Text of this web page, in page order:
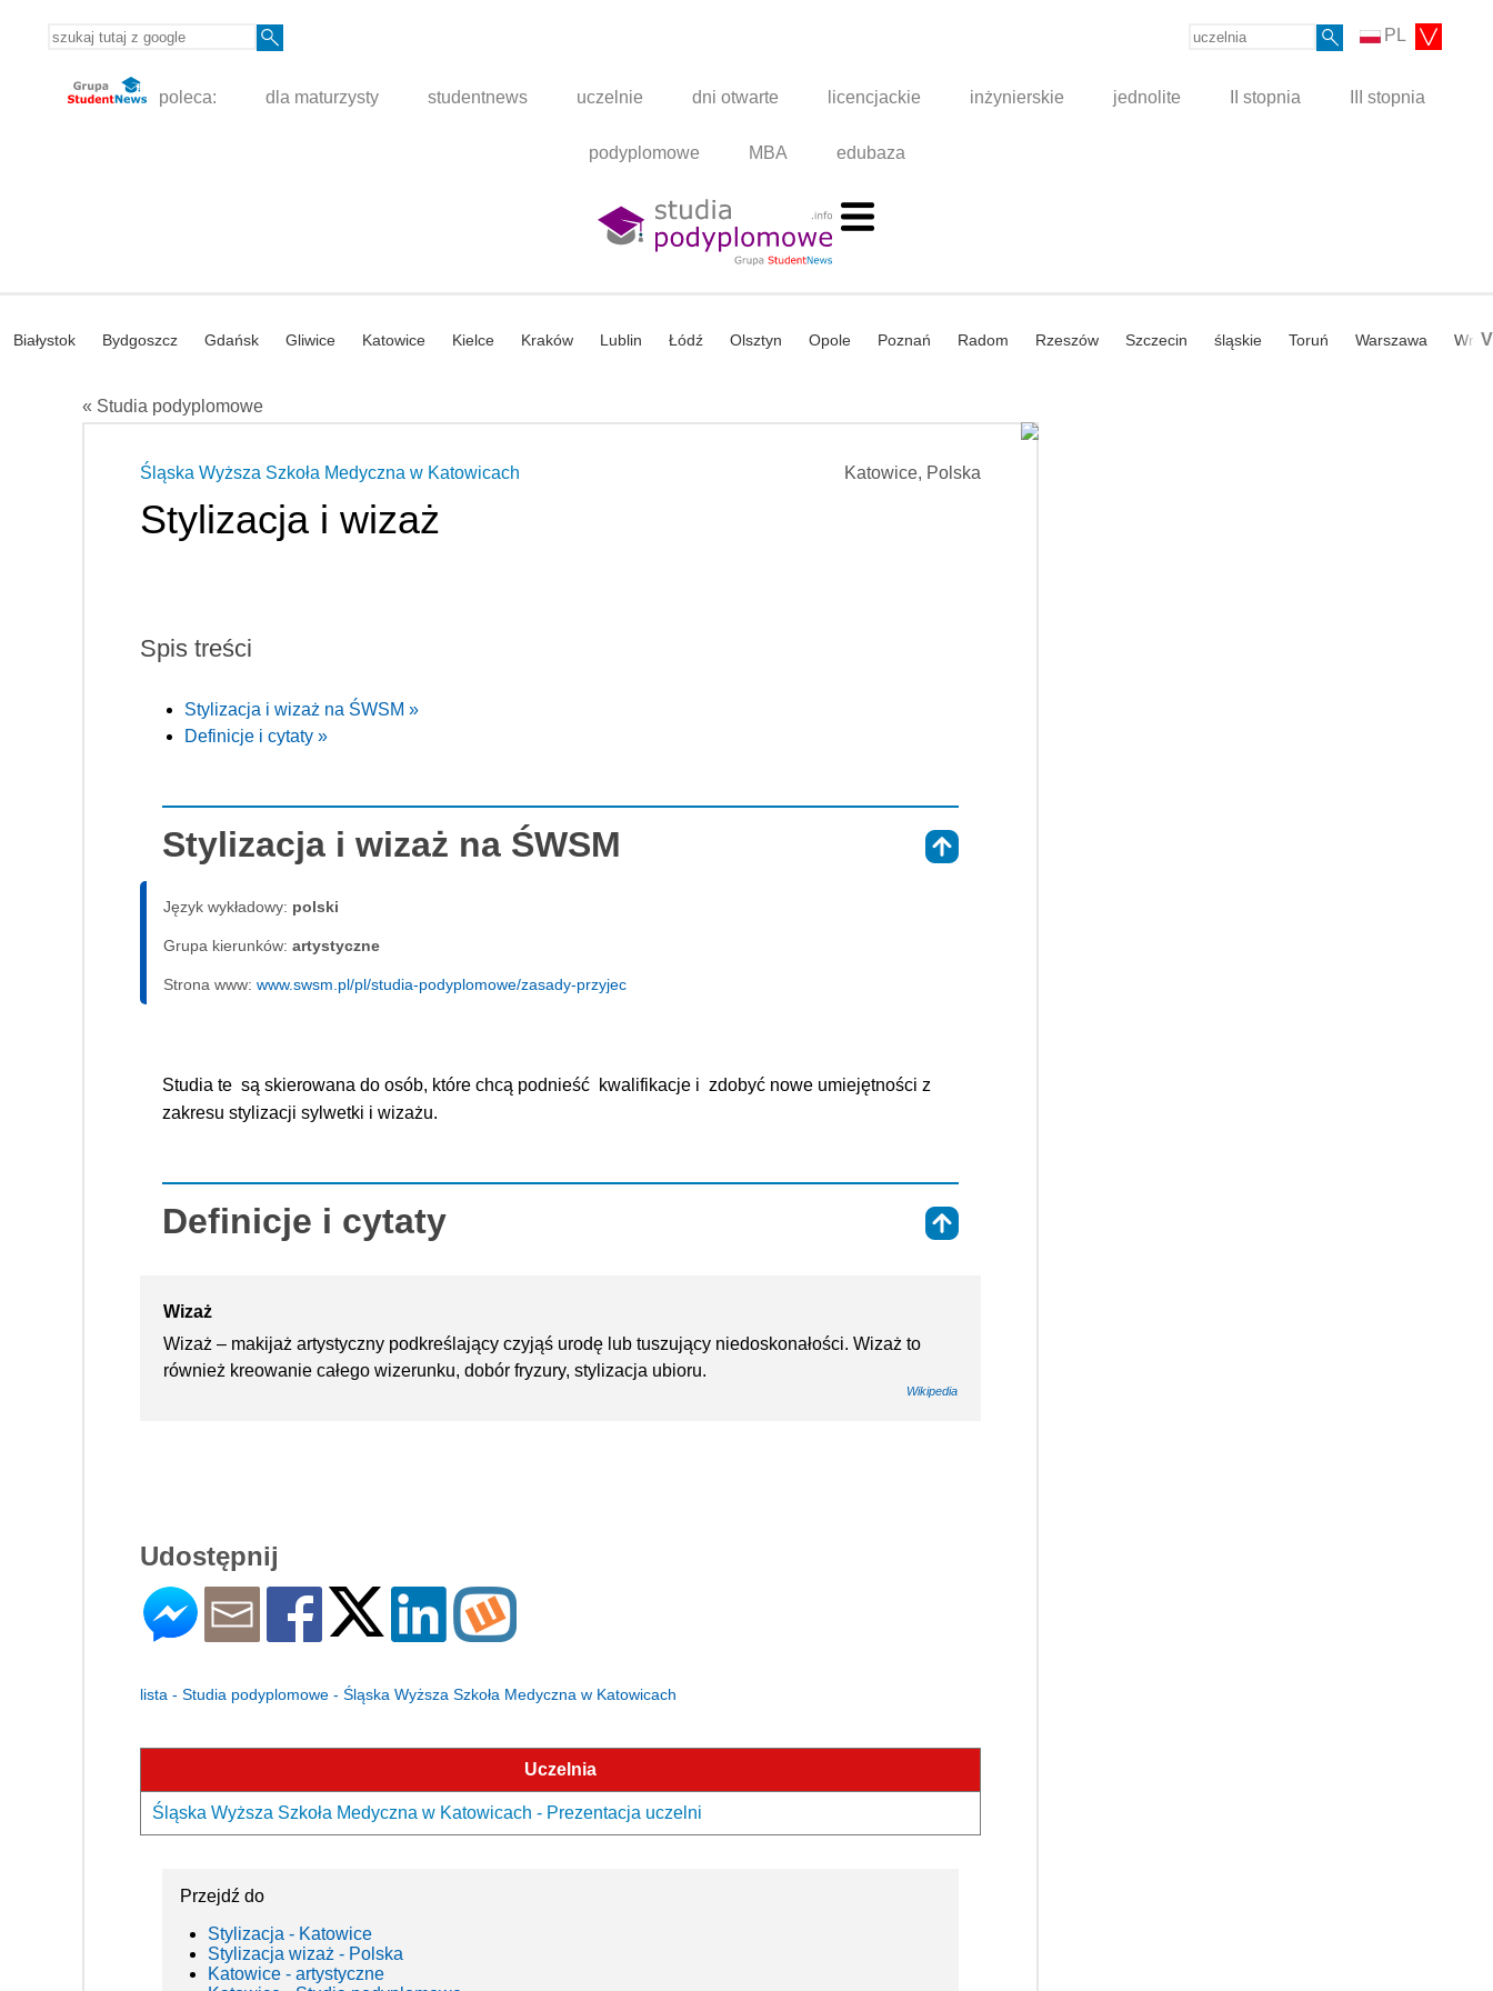
PL
poleca: dla maturzysty studentnews uczelnie dni otwarte licencjackie inżynierskie jednolite II stopnia III stopnia
podyplomowe MBA edubaza
Białystok Bydgoszcz Gdańsk Gliwice Katowice Kielce Kraków Lublin Łódź Olsztyn Opole Poznań Radom Rzeszów Szczecin śląskie Toruń Warszawa V
« Studia podyplomowe
Katowice, Polska
Śląska Wyższa Szkoła Medyczna w Katowicach
Stylizacja i wizaż
Spis treści
Stylizacja i wizaż na ŚWSM »
Definicje i cytaty »
Stylizacja i wizaż na ŚWSM
Język wykładowy: polski
Grupa kierunków: artystyczne
Strona www: www.swsm.pl/pl/studia-podyplomowe/zasady-przyjec
Studia te  są skierowana do osób, które chcą podnieść  kwalifikacje i  zdobyć nowe umiejętności z
zakresu stylizacji sylwetki i wizażu.
Definicje i cytaty
Wizaż
Wizaż – makijaż artystyczny podkreślający czyjąś urodę lub tuszujący niedoskonałości. Wizaż to
również kreowanie całego wizerunku, dobór fryzury, stylizacja ubioru.
Wikipedia
Udostępnij
lista - Studia podyplomowe - Śląska Wyższa Szkoła Medyczna w Katowicach
Uczelnia
Śląska Wyższa Szkoła Medyczna w Katowicach - Prezentacja uczelni
Przejdź do
Stylizacja - Katowice
Stylizacja wizaż - Polska
Katowice - artystyczne